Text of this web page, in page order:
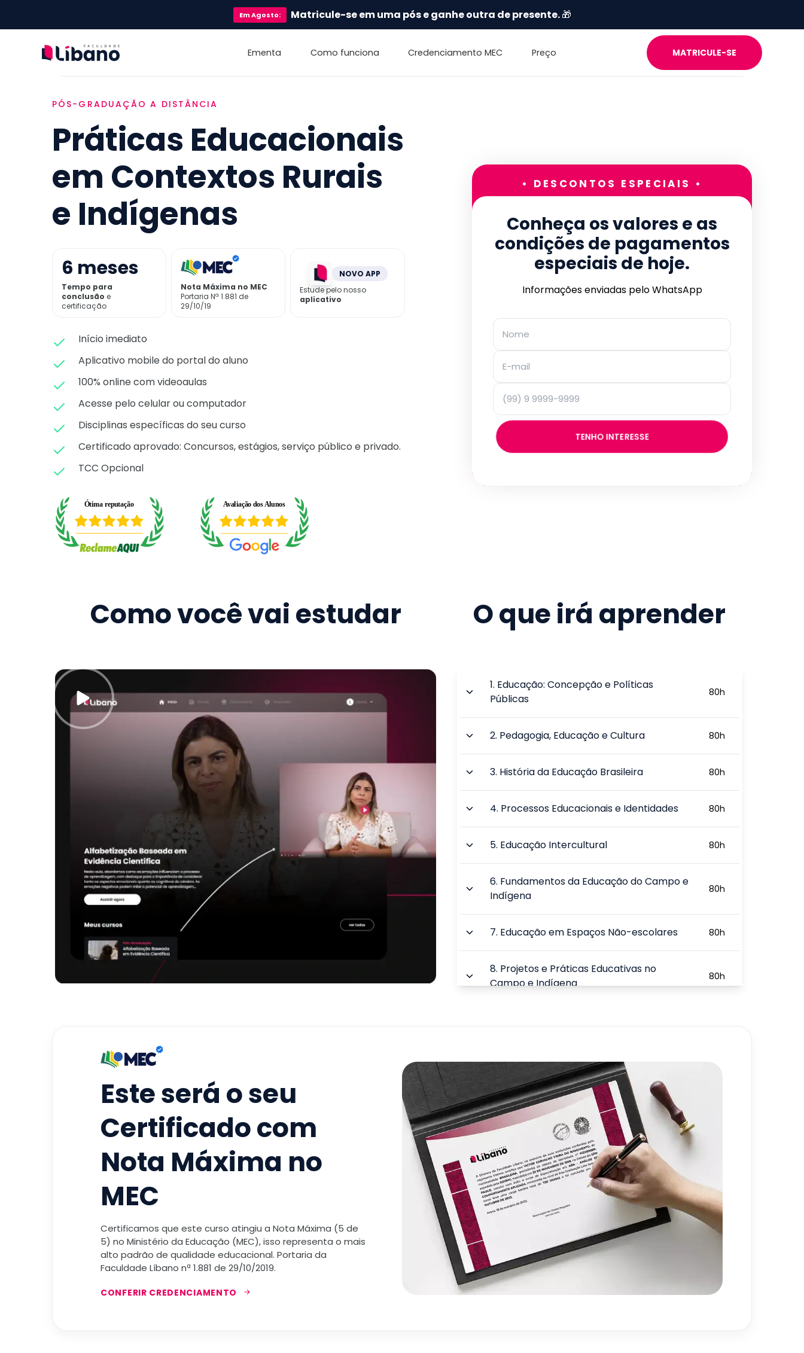
EmAgosto: Matricule-se em uma pós e ganhe outra de presente.🎁
Ementa Como funciona Credenciamento MEC Preço MATRICULE-SE
PÓS-GRADUAÇÃO A DISTÂNCIA
Práticas Educacionais
em Contextos Rurais
e Indígenas
6 meses
Tempo para
conclusão e
certificação
Nota Máxima no MEC
Portaria Nª 1.881 de
29/10/19
NOVO APP
Estude pelo nosso
aplicativo
Início imediato
Aplicativo mobile do portal do aluno
100% online com videoaulas
Acesse pelo celular ou computador
Disciplinas específicas do seu curso
Certificado aprovado: Concursos, estágios, serviço público e privado.
TCC Opcional
• DESCONTOS ESPECIAIS •
Conheça os valores e as
condições de pagamentos
especiais de hoje.
Informações enviadas pelo WhatsApp
TENHO INTERESSE
Como você vai estudar O que irá aprender
1. Educação: Concepção e Políticas
Públicas
80h
2. Pedagogia, Educação e Cultura 80h
3. História da Educação Brasileira 80h
4. Processos Educacionais e Identidades 80h
5. Educação Intercultural 80h
6. Fundamentos da Educação do Campo e
Indígena
80h
7. Educação em Espaços Não-escolares 80h
8. Projetos e Práticas Educativas no
Campo e Indígena
80h
TOTAL:
Este será o seu
Certificado com
Nota Máxima no
MEC
Certificamos que este curso atingiu a Nota Máxima (5 de
5) no Ministério da Educação (MEC), isso representa o mais
alto padrão de qualidade educacional. Portaria da
Faculdade Líbano nª 1.881 de 29/10/2019.
CONFERIR CREDENCIAMENTO